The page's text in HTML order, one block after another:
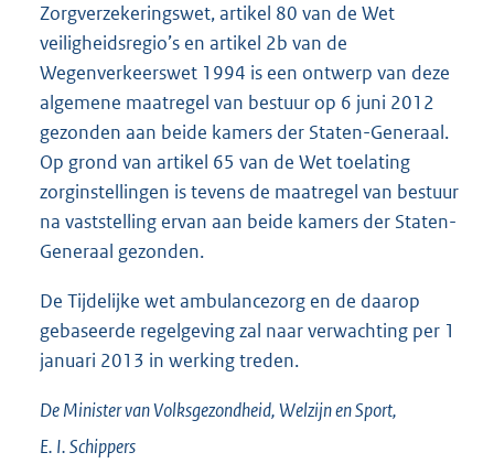
Zorgverzekeringswet, artikel 80 van de Wet
veiligheidsregio’s en artikel 2b van de
Wegenverkeerswet 1994 is een ontwerp van deze
algemene maatregel van bestuur op 6 juni 2012
gezonden aan beide kamers der Staten-Generaal.
Op grond van artikel 65 van de Wet toelating
zorginstellingen is tevens de maatregel van bestuur
na vaststelling ervan aan beide kamers der Staten-
Generaal gezonden.
De Tijdelijke wet ambulancezorg en de daarop
gebaseerde regelgeving zal naar verwachting per 1
januari 2013 in werking treden.
De Minister van Volksgezondheid, Welzijn en Sport,
E. I.Schippers